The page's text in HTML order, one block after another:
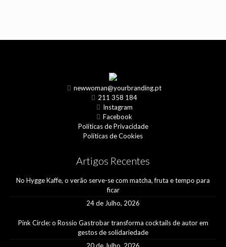
newwoman@yourbranding.pt
211 358 184
Instagram
Facebook
Políticas de Privacidade
Políticas de Cookies
Artigos Recentes
No Hygge Kaffe, o verão serve-se com matcha, fruta e tempo para
ficar
24 de Julho, 2026
Pink Circle: o Rossio Gastrobar transforma cocktails de autor em
gestos de solidariedade